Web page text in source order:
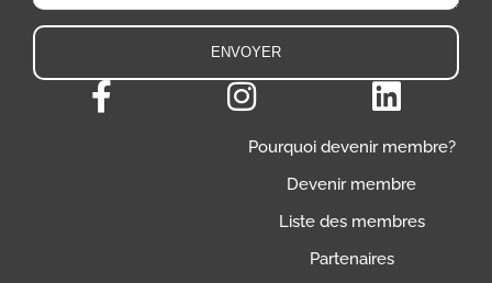
Pourquoi devenir membre?
Devenir membre
Liste des membres
Partenaires